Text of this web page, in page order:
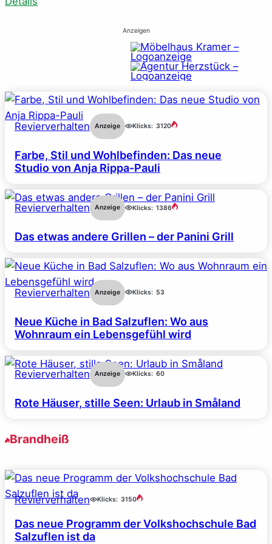
Anzeigen
Revierverhalten Anzeige Klicks: 3120
Farbe, Stil und Wohlbefinden: Das neue
Studio von Anja Rippa-Pauli
Revierverhalten Anzeige Klicks: 1386
Das etwas andere Grillen – der Panini Grill
Revierverhalten Anzeige Klicks: 53
Neue Küche in Bad Salzuflen: Wo aus
Wohnraum ein Lebensgefühl wird
Revierverhalten Anzeige Klicks: 60
Rote Häuser, stille Seen: Urlaub in Småland
Brandheiß
Revierverhalten Klicks: 3150
Das neue Programm der Volkshochschule Bad
Salzuflen ist da